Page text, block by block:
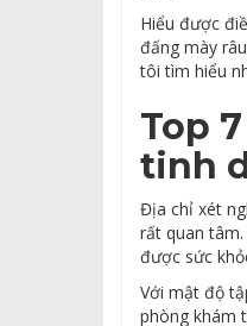
Hiểu được
đấng mày
tôi tìm hiểu
Top
tinh
Địa chỉ xét
rất quan
được sức
Với mật độ
phòng khám